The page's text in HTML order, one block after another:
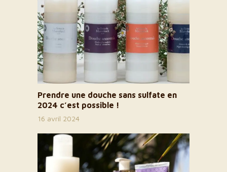
Prendre une douche sans sulfate en
2024 c’est possible !
16 avril 2024